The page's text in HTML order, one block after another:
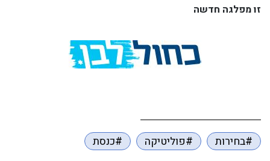
זו מפלגה חדשה
#בחירות #פוליטיקה #כנסת